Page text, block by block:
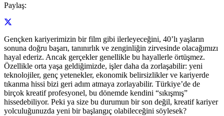
Paylaş:
Gençken kariyerimizin bir film gibi ilerleyeceğini, 40’lı yaşların
sonuna doğru başarı, tanınırlık ve zenginliğin zirvesinde olacağımızı
hayal ederiz. Ancak gerçekler genellikle bu hayallerle örtüşmez.
Özellikle orta yaşa geldiğimizde, işler daha da zorlaşabilir: yeni
teknolojiler, genç yetenekler, ekonomik belirsizlikler ve kariyerde
tıkanma hissi bizi geri adım atmaya zorlayabilir. Türkiye’de de
birçok kreatif profesyonel, bu dönemde kendini “sıkışmış”
hissedebiliyor. Peki ya size bu durumun bir son değil, kreatif kariyer
yolculuğunuzda yeni bir başlangıç olabileceğini söylesek?